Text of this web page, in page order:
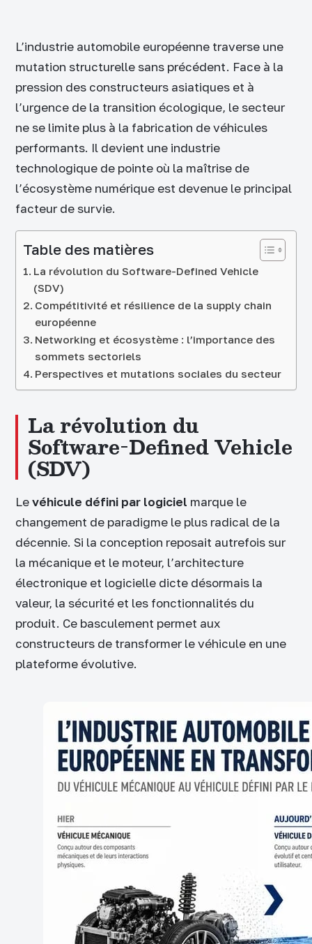
L’industrie automobile européenne traverse une
mutation structurelle sans précédent. Face à la
pression des constructeurs asiatiques et à
l’urgence de la transition écologique, le secteur
ne se limite plus à la fabrication de véhicules
performants. Il devient une industrie
technologique de pointe où la maîtrise de
l’écosystème numérique est devenue le principal
facteur de survie.
Table des matières
La révolution du Software-Defined Vehicle
(SDV)
Compétitivité et résilience de la supply chain
européenne
Networking et écosystème : l’importance des
sommets sectoriels
Perspectives et mutations sociales du secteur
La révolution du
Software-Defined Vehicle
(SDV)
Levéhicule défini par logiciel marque le
changement de paradigme le plus radical de la
décennie. Si la conception reposait autrefois sur
la mécanique et le moteur, l’architecture
électronique et logicielle dicte désormais la
valeur, la sécurité et les fonctionnalités du
produit. Ce basculement permet aux
constructeurs de transformer le véhicule en une
plateforme évolutive.